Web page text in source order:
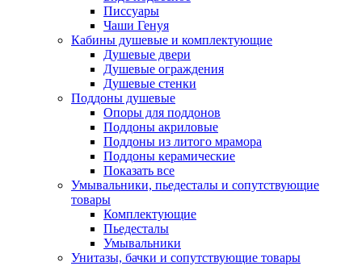
Писсуары
Чаши Генуя
Кабины душевые и комплектующие
Душевые двери
Душевые ограждения
Душевые стенки
Поддоны душевые
Опоры для поддонов
Поддоны акриловые
Поддоны из литого мрамора
Поддоны керамические
Показать все
Умывальники, пьедесталы и сопутствующие
товары
Комплектующие
Пьедесталы
Умывальники
Унитазы, бачки и сопутствующие товары